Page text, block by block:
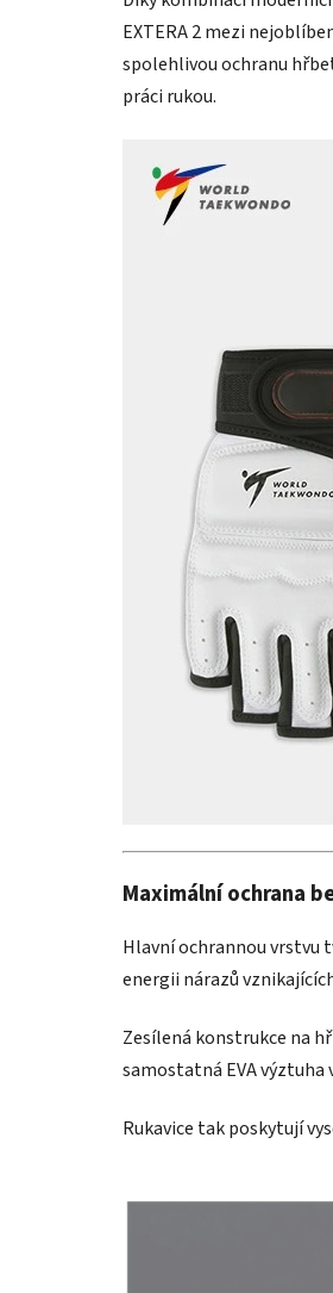
EXTERA 2 mezi
spolehlivou ochranu
práci rukou.
Maximální ochrana
Hlavní ochrannou vrstvu
energii nárazů
Zesílená konstrukce na
samostatná EVA
Rukavice tak poskytují